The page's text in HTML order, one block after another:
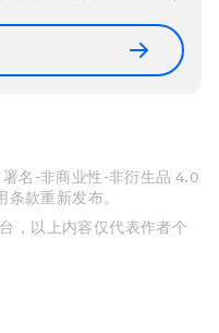
名-非商业性-非衍生品 4.0
款重新发布。
，以上内容仅代表作者个